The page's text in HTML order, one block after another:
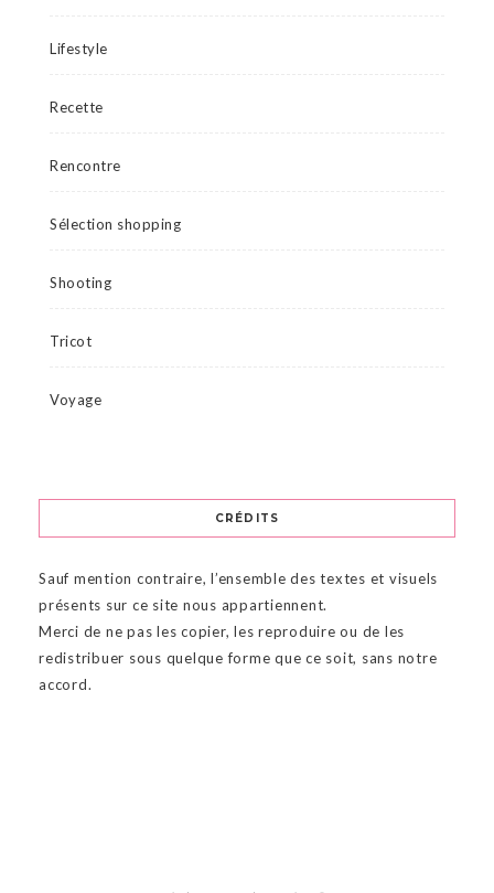
Lifestyle
Recette
Rencontre
Sélection shopping
Shooting
Tricot
Voyage
CRÉDITS
Sauf mention contraire, l’ensemble des textes et visuels
présents sur ce site nous appartiennent.
Merci de ne pas les copier, les reproduire ou de les
redistribuer sous quelque forme que ce soit, sans notre
accord.